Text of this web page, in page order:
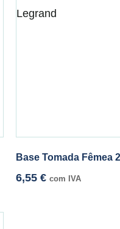
Base Tomada Fêmea
6,55 € com IVA